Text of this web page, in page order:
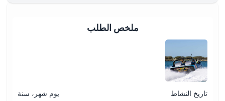
ملخص الطلب
تاريخ النشاط
يوم شهر، سنة